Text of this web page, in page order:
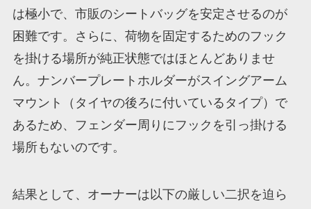
は極小で、市販のシートバッグを安定させるのが
困難です。さらに、荷物を固定するためのフック
を掛ける場所が純正状態ではほとんどありませ
ん。ナンバープレートホルダーがスイングアーム
マウント（タイヤの後ろに付いているタイプ）で
あるため、フェンダー周りにフックを引っ掛ける
場所もないのです。
結果として、オーナーは以下の厳しい二択を迫ら